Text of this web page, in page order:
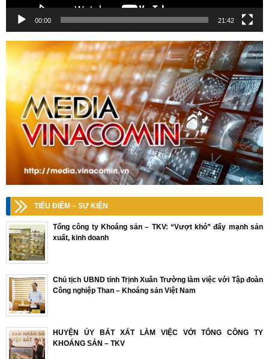
00:00 21:42
TIÊU ĐIỂM – SỰ KIỆN
Tổng công ty Khoáng sản – TKV: “Vượt khó” đẩy mạnh sản
xuất, kinh doanh
Chủ tịch UBND tỉnh Trịnh Xuân Trường làm việc với Tập đoàn
Công nghiệp Than – Khoáng sản Việt Nam
HUYỆN ỦY BÁT XÁT LÀM VIỆC VỚI TỔNG CÔNG TY
KHOÁNG SẢN – TKV